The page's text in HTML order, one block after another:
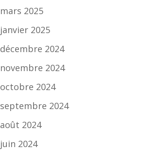
mars 2025
janvier 2025
décembre 2024
novembre 2024
octobre 2024
septembre 2024
août 2024
juin 2024